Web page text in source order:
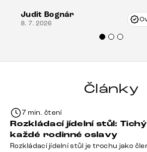
Vincze mi velmi korektně vyšli
Doporučuji produkty Delife
Judit Bognár
8. 7. 2026
Články
7 min. čtení
Rozkládací jídelní stůl:
každé rodinné oslavy
Rozkládací jídelní stůl je trochu jako